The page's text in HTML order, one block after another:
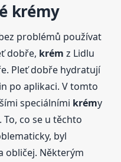
krémy
problémů používat
dobře, krém z Lidlu
Pleť dobře hydratují
po aplikaci. V tomto
speciálními krémy
co se u těchto
byl
obličej. Některým